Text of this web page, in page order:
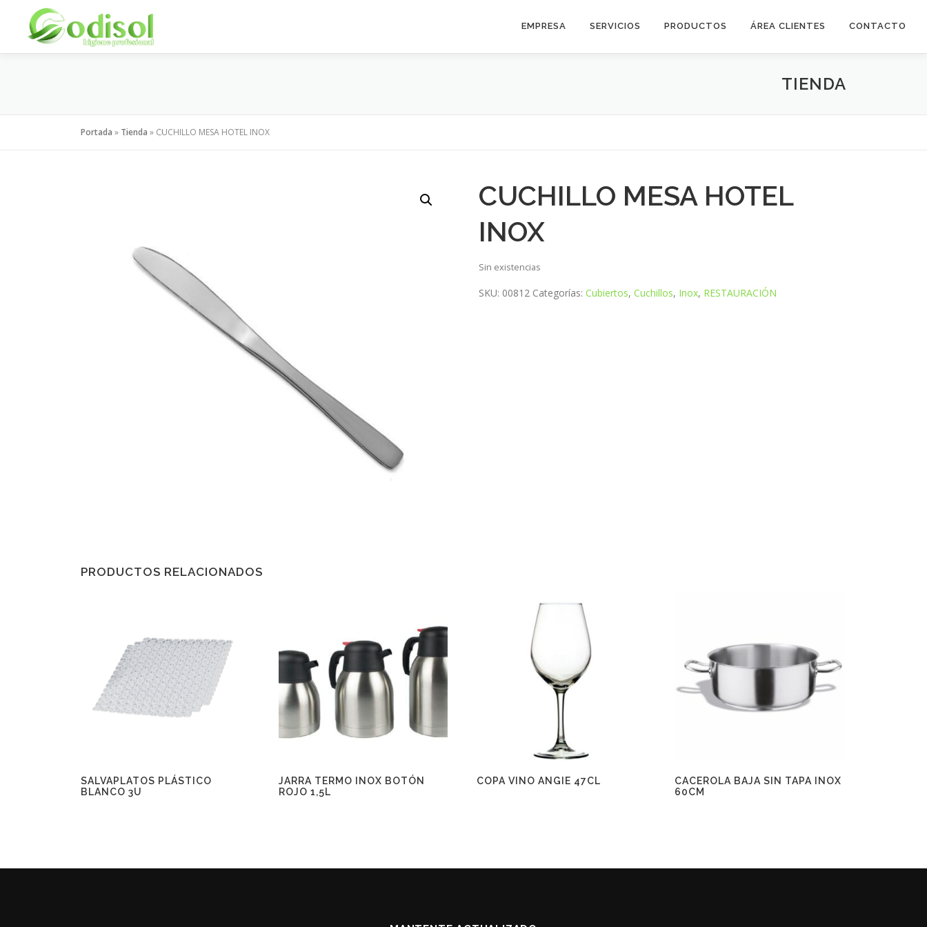
contenido
EMPRESA SERVICIOS PRODUCTOS ÁREA CLIENTES CONTACTO
TIENDA
Portada » Tienda » CUCHILLO MESA HOTEL INOX
CUCHILLO MESA HOTEL
INOX
Sin existencias
SKU: 00812 Categorías:Cubiertos,Cuchillos, Inox, RESTAURACIÓN
PRODUCTOS RELACIONADOS
SALVAPLATOS PLÁSTICO
BLANCO 3U
JARRA TERMO INOX BOTÓN
ROJO 1,5L
COPA VINO ANGIE 47CL
CACEROLA BAJA SIN TAPA INOX
60CM